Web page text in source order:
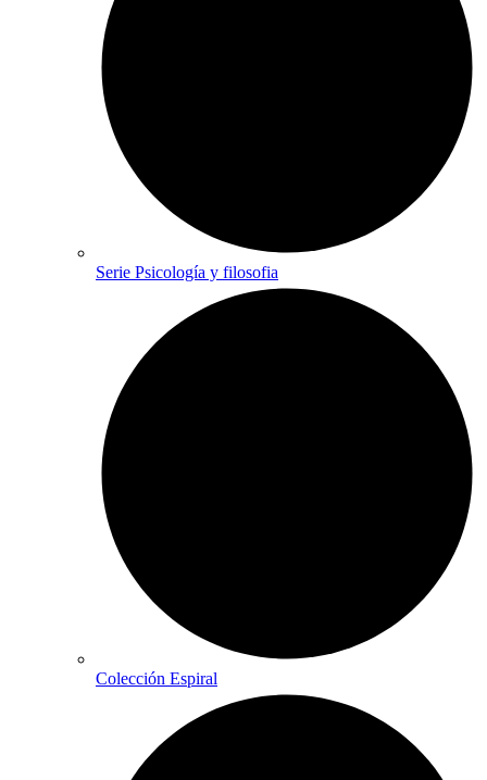
Serie Psicología y filosofia
Colección Espiral